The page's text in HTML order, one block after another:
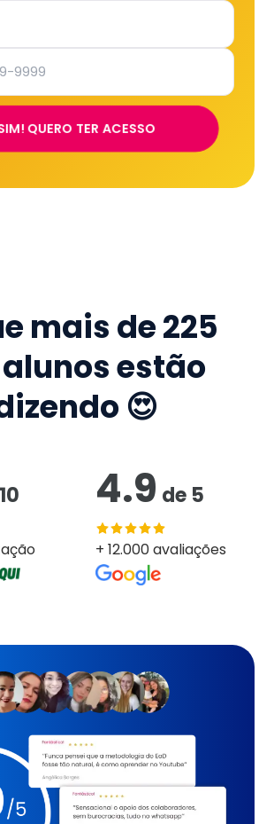
QUERO TER ACESSO
mais de225
alunos estão
😍
10 4.9 de 5
+ 12.000 avaliações